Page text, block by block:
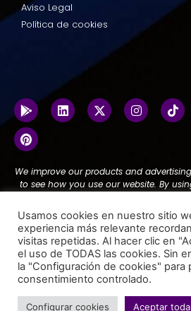
Aviso Legal
Política de cookies
We improve our products and
to see how you use our website. By
has more
© 2025 Todos los derechos
Diseñado por Adderit
Usamos cookies en nuestro sitio
experiencia más relevante
visitas repetidas. Al hacer clic en
el uso de TODAS las cookies. Sin
la "Configuración de cookies" para
consentimiento controlado.
Configurar cookies Aceptar